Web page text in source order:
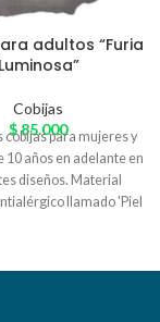
adultos “Furia
Luminosa”
Cobijas
$85.000
cobijas para mujeres y
10 años en adelante en
diseños. Material
llamado 'Piel
colores